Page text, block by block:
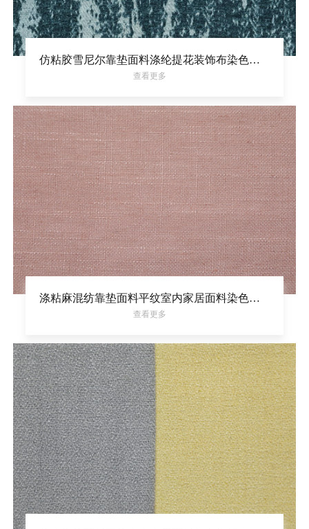
仿粘胶雪尼尔靠垫面料涤纶提花装饰布染色室内家居面料
查看更多
涤粘麻混纺靠垫面料平纹室内家居面料染色装饰布
查看更多